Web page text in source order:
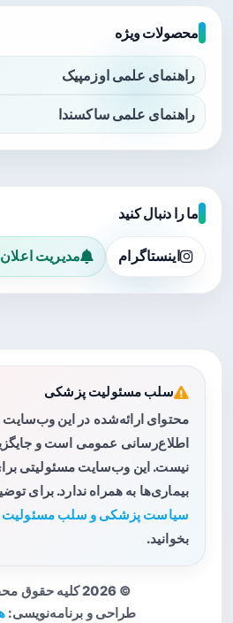
محصولات ویژه
راهنمای علمی اوزمپیک
راهنمای علمی ساکسندا
ما را دنبال کنید
اینستاگرام مدیریت
سلب مسئولیت پزشکی
محتوای ارائه‌شده در این
اطلاع‌رسانی عمومی است و
نیست. این وب‌سایت مسئولیتی
بیماری‌ها به همراه ندارد. برای
سیاست پزشکی و سلب
بخوانید.
© 2026 کلیه حقوق محفوظ است.
طراحی و برنامه‌نویسی: